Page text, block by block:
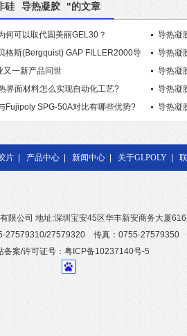
硅 导热凝胶 "的文章
何可以取代固美丽GEL30？
导热凝
格斯(Bergquist) GAP FILLER2000导
导热凝
又一新产品问世
导热凝
界面材料怎么实现自动化工艺?
导热凝
Fujipoly SPG-50A对比有哪些优势?
导热凝
片 产品中心 新闻中心 关于GLPOLY
限公司 地址:深圳宝安45区华丰新安商务大厦
27579310/27579320 传真：0755-27579350
备案/许可证号：粤ICP备10237140号-5